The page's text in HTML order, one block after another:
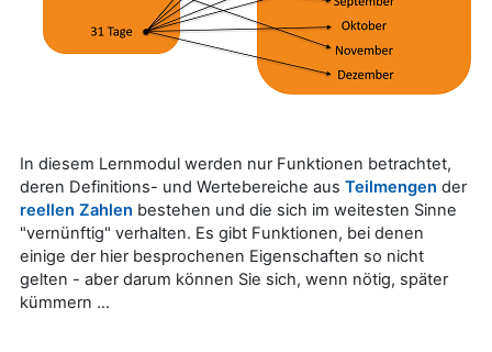
In diesem Lernmodul werden nur Funktionen betrachtet,
deren Definitions- und Wertebereiche aus Teilmengen der
reellen Zahlen bestehen und die sich im weitesten Sinne
"vernünftig" verhalten. Es gibt Funktionen, bei denen
einige der hier besprochenen Eigenschaften so nicht
gelten - aber darum können Sie sich, wenn nötig, später
kümmern ...